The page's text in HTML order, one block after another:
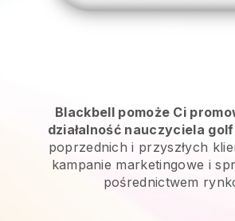
Blackbell pomoże Ci
działalność nauczyciela
poprzednich i przyszłych
kampanie marketingowe i
pośrednictwem